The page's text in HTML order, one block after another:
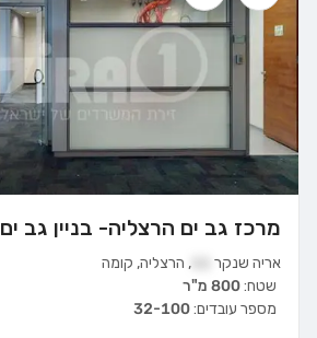
מרכז גב ים הרצליה- בניין גב ים 4
אריה שנקר , הרצליה, קומה
שטח:800 מ"ר
מספר עובדים:32-100